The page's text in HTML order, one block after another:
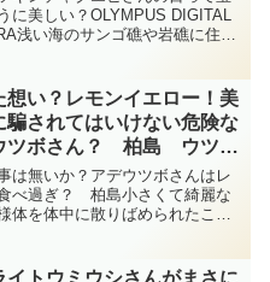
に美しい？OLYMPUS DIGITAL
浅い海のサンゴ礁や岩礁に住み
シさんなどこれらのイソギンチ
想い？レモンイエロー！美
騙されてはいけない危険な
ツボさん？ 柏島 ウツ
photo‐tsubuankun
は無いか？アデウツボさんはレ
べ過ぎ？ 柏島小さくて綺麗な
体を体中に散りばめられたこの
さんは口を閉じている時は水玉模